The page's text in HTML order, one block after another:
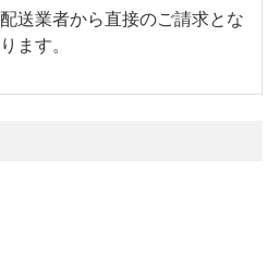
配送業者から直接のご請求とな
ります。